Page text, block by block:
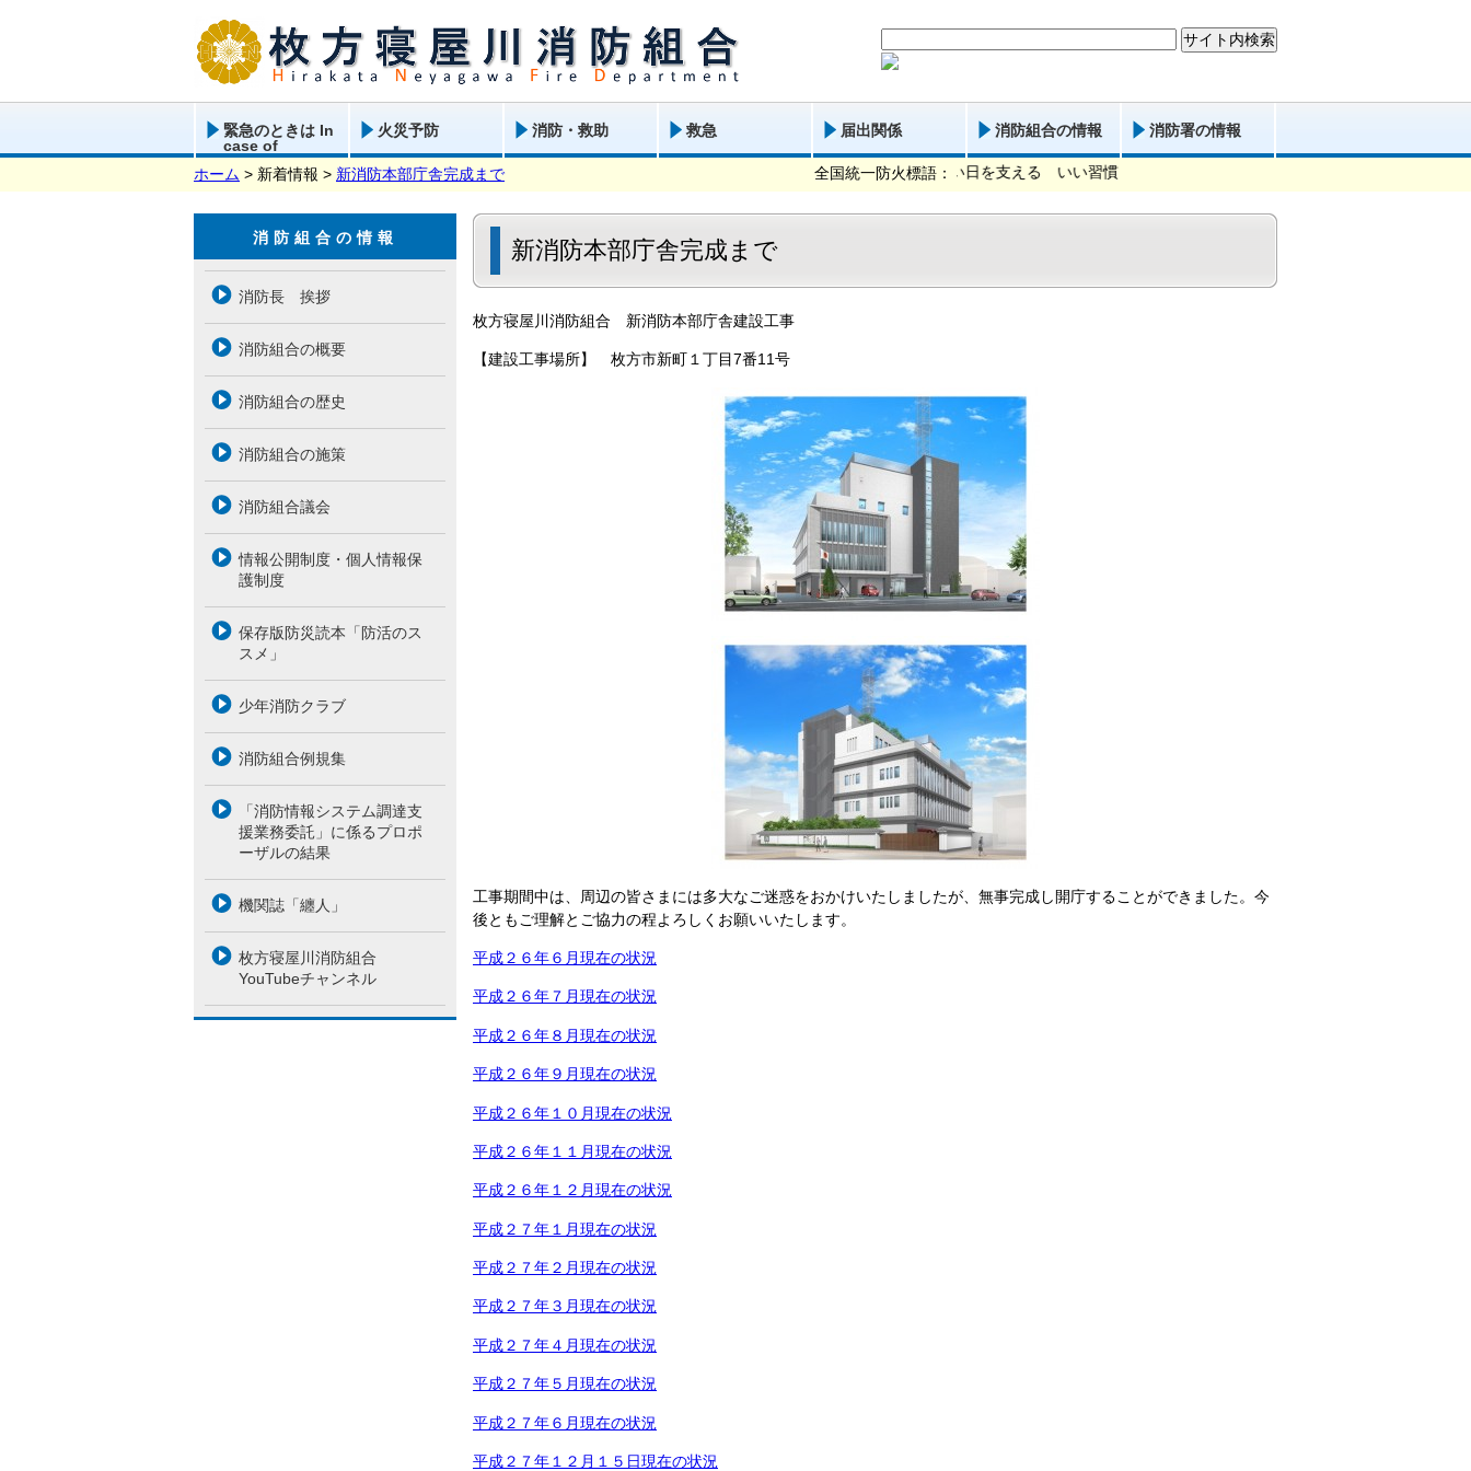
緊急のときは In
case of
emergency
火災予防 消防・救助 救急 届出関係 消防組合の情報 消防署の情報
全国統一防火標語：
火の確認 いい日を支える いい習慣
ホーム > 新着情報 > 新消防本部庁舎完成まで
消防組合の情報
消防長 挨拶
消防組合の概要
消防組合の歴史
消防組合の施策
消防組合議会
情報公開制度・個人情報保
護制度
保存版防災読本「防活のス
スメ」
少年消防クラブ
消防組合例規集
「消防情報システム調達支
援業務委託」に係るプロポ
ーザルの結果
機関誌「纏人」
枚方寝屋川消防組合
YouTubeチャンネル
新消防本部庁舎完成まで
枚方寝屋川消防組合 新消防本部庁舎建設工事
【建設工事場所】 枚方市新町１丁目7番11号
工事期間中は、周辺の皆さまには多大なご迷惑をおかけいたしましたが、無事完成し開庁することができました。今
後ともご理解とご協力の程よろしくお願いいたします。
平成２６年６月現在の状況
平成２６年７月現在の状況
平成２６年８月現在の状況
平成２６年９月現在の状況
平成２６年１０月現在の状況
平成２６年１１月現在の状況
平成２６年１２月現在の状況
平成２７年１月現在の状況
平成２７年２月現在の状況
平成２７年３月現在の状況
平成２７年４月現在の状況
平成２７年５月現在の状況
平成２７年６月現在の状況
平成２７年１２月１５日現在の状況